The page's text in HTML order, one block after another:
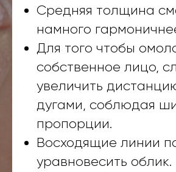
Средняя толщина
намного
Для того чтобы
собственное лицо,
увеличить
дугами, соблюдая
пропорции.
Восходящие линии
уравновесить облик.